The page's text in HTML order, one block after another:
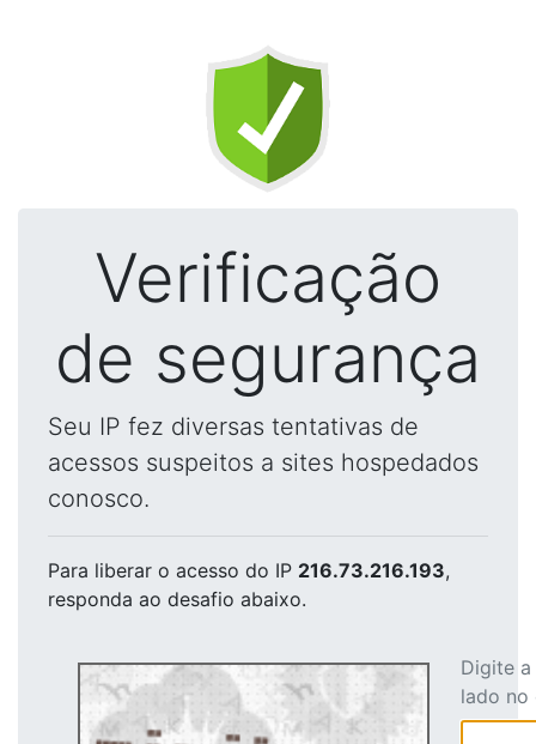
Verificação
de segurança
Seu IP fez diversas tentativas de
acessos suspeitos a sites hospedados
conosco.
Para liberar o acesso do IP 216.73.216.193,
responda ao desafio abaixo.
Digite
lado no